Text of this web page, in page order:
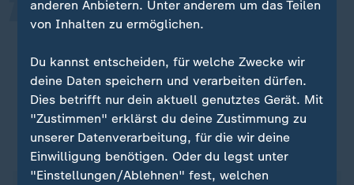
Teile fielen oben vom Aufzug
herunter, und auf jeder Etage lagen
Glasscherben.
Augenzeugin
ZDFheute auf WhatsApp
anderen Anbietern. Unter anderem um das Teilen
von Inhalten zu ermöglichen.
Du kannst entscheiden, für welche Zwecke wir
deine Daten speichern und verarbeiten dürfen.
Dies betrifft nur dein aktuell genutztes Gerät. Mit
"Zustimmen" erklärst du deine Zustimmung zu
unserer Datenverarbeitung, für die wir deine
Einwilligung benötigen. Oder du legst unter
"Einstellungen/Ablehnen" fest, welchen